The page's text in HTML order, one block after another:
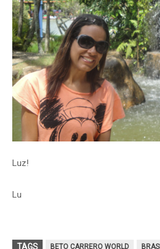
Luz!
Lu
TAGS BETO CARRERO WORLD